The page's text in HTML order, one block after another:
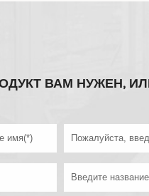
ВАМ НУЖЕН,